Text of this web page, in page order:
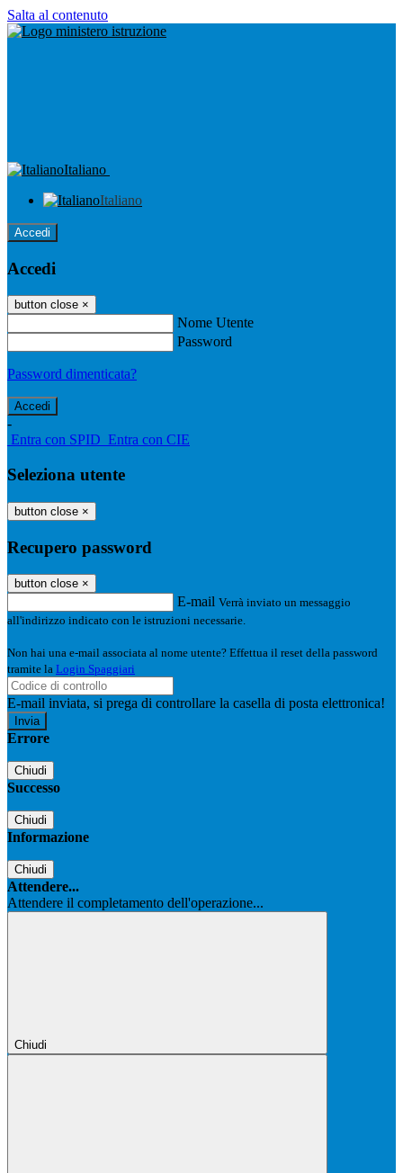
Salta al contenuto
Italiano
Italiano
Accedi
Accedi
button close ×
Nome Utente
Password
Password dimenticata?
-
Entra con SPID Entra con CIE
Seleziona utente
button close ×
Recupero password
button close ×
E-mail Verrà inviato un messaggio
all'indirizzo indicato con le istruzioni necessarie.
Non hai una e-mail associata al nome utente? Effettua il reset della password
tramite la Login Spaggiari
E-mail inviata, si prega di controllare la casella di posta elettronica!
Errore
Chiudi
Successo
Chiudi
Informazione
Chiudi
Attendere...
Attendere il completamento dell'operazione...
Chiudi